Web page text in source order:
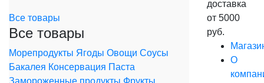
Все товары
Все товары
Морепродукты Ягоды Овощи Соусы
Бакалея Консервация Паста
Замороженные продукты Фрукты
доставка
от 5000
руб.
О